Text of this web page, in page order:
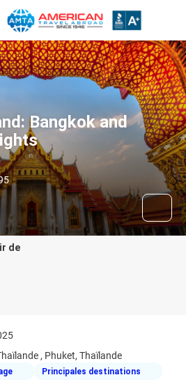
Bangkok and
de
, Phuket, Thaïlande
Principales destinations